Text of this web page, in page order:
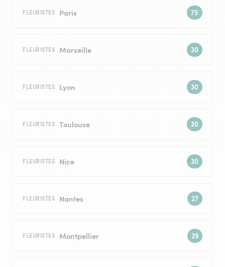
FLEURISTES Paris
FLEURISTES Marseille
FLEURISTES Lyon
FLEURISTES Toulouse
FLEURISTES Nice
FLEURISTES Nantes
FLEURISTES Montpellier